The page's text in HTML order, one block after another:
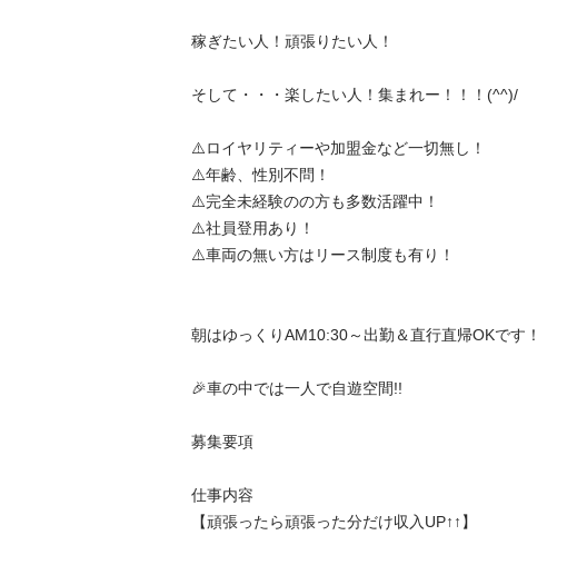
稼ぎたい人！頑張りたい人！
そして・・・楽したい人！集まれー！！！(^^)/
⚠️ロイヤリティーや加盟金など一切無し！
⚠️年齢、性別不問！
⚠️完全未経験のの方も多数活躍中！
⚠️社員登用あり！
⚠️車両の無い方はリース制度も有り！
朝はゆっくりAM10:30～出勤＆直行直帰OKです！
🎉車の中では一人で自遊空間!!
募集要項
仕事内容
【頑張ったら頑張った分だけ収入UP↑↑】